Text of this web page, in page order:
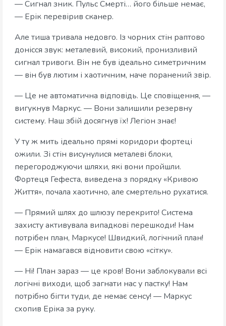
— Сигнал зник. Пульс Смерті… його більше немає,
— Ерік перевірив сканер.
Але тиша тривала недовго. Із чорних стін раптово
донісся звук: металевий, високий, пронизливий
сигнал тривоги. Він не був ідеально симетричним
— він був лютим і хаотичним, наче поранений звір.
— Це не автоматична відповідь. Це сповіщення, —
вигукнув Маркус. — Вони залишили резервну
систему. Наш збій досягнув їх! Легіон знає!
У ту ж мить ідеально прямі коридори фортеці
ожили. Зі стін висунулися металеві блоки,
перегороджуючи шляхи, які вони пройшли.
Фортеця Гефеста, виведена з порядку «Кривою
Життя», почала хаотично, але смертельно рухатися.
— Прямий шлях до шлюзу перекрито! Система
захисту активувала випадкові перешкоди! Нам
потрібен план, Маркусе! Швидкий, логічний план!
— Ерік намагався відновити свою «сітку».
— Ні! План зараз — це кров! Вони заблокували всі
логічні виходи, щоб загнати нас у пастку! Нам
потрібно бігти туди, де немає сенсу! — Маркус
схопив Еріка за руку.